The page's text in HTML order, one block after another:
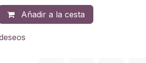
Añadir a la cesta